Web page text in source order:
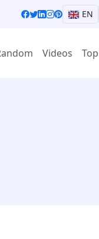
EN
Videos Top